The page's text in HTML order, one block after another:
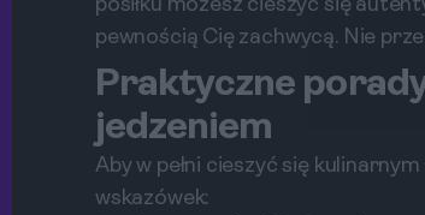
posiłku możesz cieszyć się
pewnością Cię zachwycą. Nie
Praktyczne
jedzeniem
Aby w pełni cieszyć się
wskazówek: